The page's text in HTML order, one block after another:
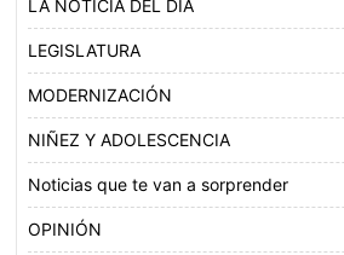
LA NOTICIA DEL DÍA
LEGISLATURA
MODERNIZACIÓN
NIÑEZ Y ADOLESCENCIA
Noticias que te van a sorprender
OPINIÓN